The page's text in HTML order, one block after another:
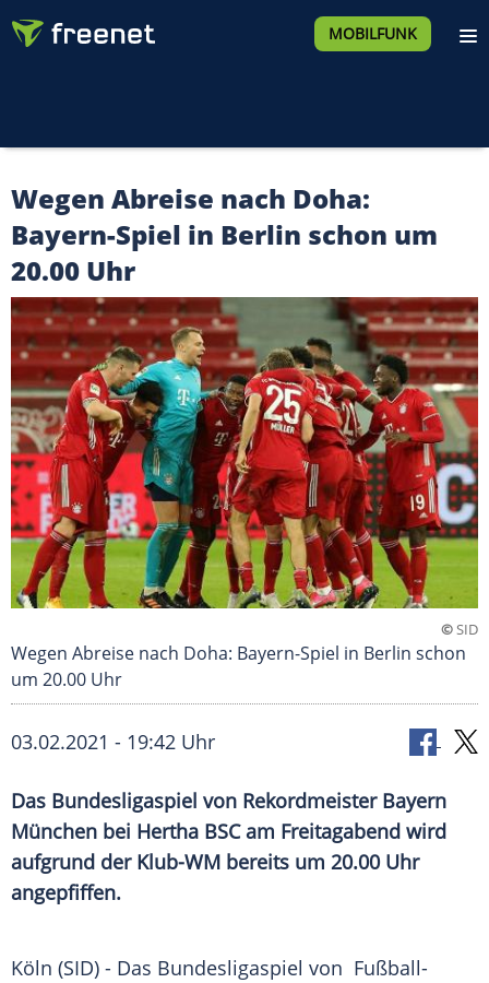
MOBILFUNK
Wegen Abreise nach Doha:
Bayern-Spiel in Berlin schon um
20.00 Uhr
©SID
Wegen Abreise nach Doha: Bayern-Spiel in Berlin schon
um 20.00 Uhr
03.02.2021 - 19:42 Uhr
Das Bundesligaspiel von Rekordmeister Bayern
München bei Hertha BSCam Freitagabend wird
aufgrund der Klub-WM bereits um 20.00 Uhr
angepfiffen.
Köln (SID) - Das Bundesligaspiel von Fußball-